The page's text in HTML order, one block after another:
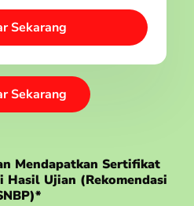
Sekarang
Sekarang
Mendapatkan Sertifikat
Hasil Ujian (rekomendasi